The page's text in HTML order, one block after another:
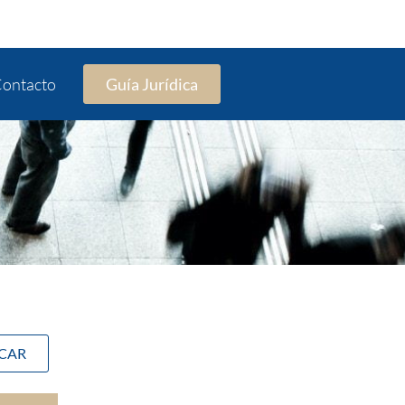
Guía Jurídica